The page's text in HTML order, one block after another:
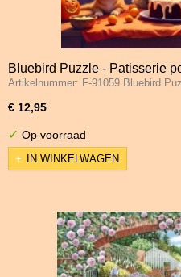
Bluebird Puzzle - Patisserie
Stukjes
Artikelnummer: F-91059 Bluebird
€ 12,95
✓ Op voorraad
IN WINKELWAGEN